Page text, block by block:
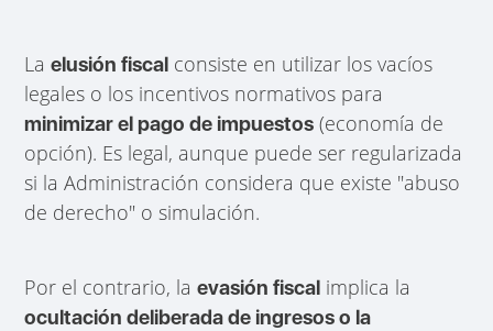
Laelusión fiscal consiste en utilizar los vacíos
legales o los incentivos normativos para
minimizar el pago de impuestos (economía de
opción). Es legal, aunque puede ser regularizada
si la Administración considera que existe "abuso
de derecho" o simulación.
Por el contrario, laevasión fiscal implica la
ocultación deliberada de ingresos o la